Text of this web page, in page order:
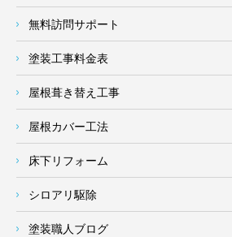
無料訪問サポート
塗装工事料金表
屋根葺き替え工事
屋根カバー工法
床下リフォーム
シロアリ駆除
塗装職人ブログ